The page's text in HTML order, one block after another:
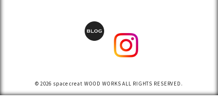
© 2026 space creat WOOD WORKS ALL RIGHTS RESERVED.